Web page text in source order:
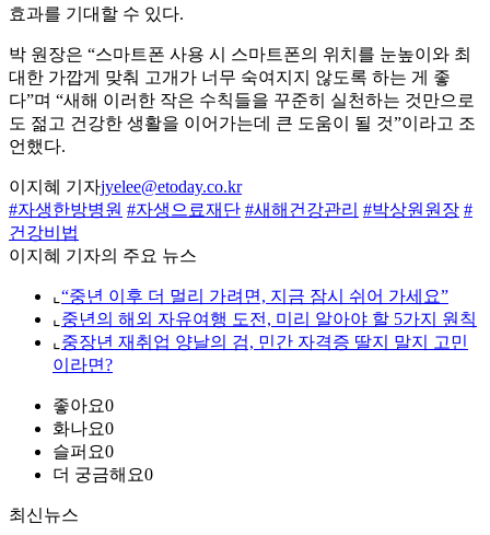
효과를 기대할 수 있다.
박 원장은 “스마트폰 사용 시 스마트폰의 위치를 눈높이와 최
대한 가깝게 맞춰 고개가 너무 숙여지지 않도록 하는 게 좋
다”며 “새해 이러한 작은 수칙들을 꾸준히 실천하는 것만으로
도 젊고 건강한 생활을 이어가는데 큰 도움이 될 것”이라고 조
언했다.
이지혜 기자jyelee@etoday.co.kr
#자생한방병원 #자생으료재단 #새해건강관리 #박상원원장 #
건강비법
이지혜 기자의 주요 뉴스
⌞ “중년 이후 더 멀리 가려면, 지금 잠시 쉬어 가세요”
⌞ 중년의 해외 자유여행 도전, 미리 알아야 할 5가지 원칙
⌞ 중장년 재취업 양날의 검, 민간 자격증 딸지 말지 고민
이라면?
좋아요0
화나요0
슬퍼요0
더 궁금해요0
최신뉴스